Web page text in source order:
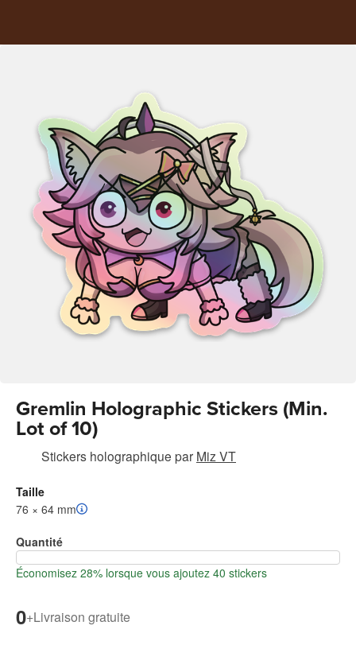
Gremlin Holographic Stickers (Min.
Lot of 10)
Stickers holographique par Miz VT
Taille
76 × 64 mm
Quantité
Économisez 28% lorsque vous ajoutez 40 stickers
0+Livraison gratuite